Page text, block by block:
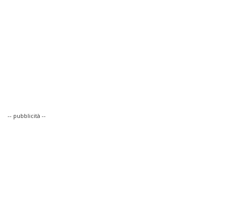
-- pubblicità --